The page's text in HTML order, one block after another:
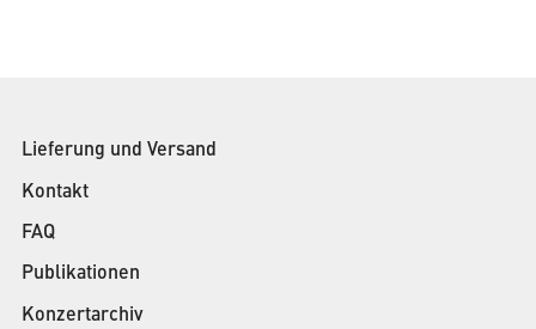
Lieferung und Versand
Kontakt
FAQ
Publikationen
Konzertarchiv